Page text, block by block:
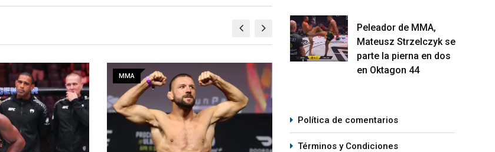
MMA MMA MMA
Peleador de MMA,
Mateusz Strzelczyk se
parte la pierna en dos
en Oktagon 44
Política de comentarios
Términos y Condiciones